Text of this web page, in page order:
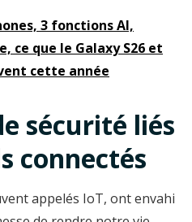
3 fonctions AI,
ce que le Galaxy S26 et
cette année
sécurité liés
connectés
appelés IoT, ont envahi